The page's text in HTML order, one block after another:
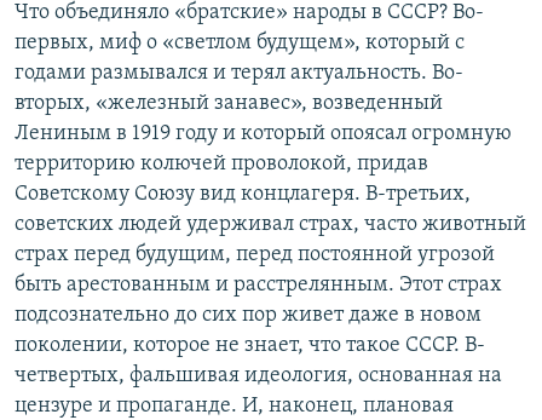
Что объединяло «братские» народы в СССР? Во-
первых, миф о «светлом будущем», который с
годами размывался и терял актуальность. Во-
вторых, «железный занавес», возведенный
Лениным в 1919 году и который опоясал огромную
территорию колючей проволокой, придав
Советскому Союзу вид концлагеря. В-третьих,
советских людей удерживал страх, часто животный
страх перед будущим, перед постоянной угрозой
быть арестованным и расстрелянным. Этот страх
подсознательно до сих пор живет даже в новом
поколении, которое не знает, что такое СССР. В-
четвертых, фальшивая идеология, основанная на
цензуре и пропаганде. И, наконец, плановая